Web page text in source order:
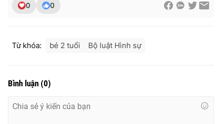
0 0
Từ khóa: bé 2 tuổi Bộ luật Hình sự
Bình luận (0)